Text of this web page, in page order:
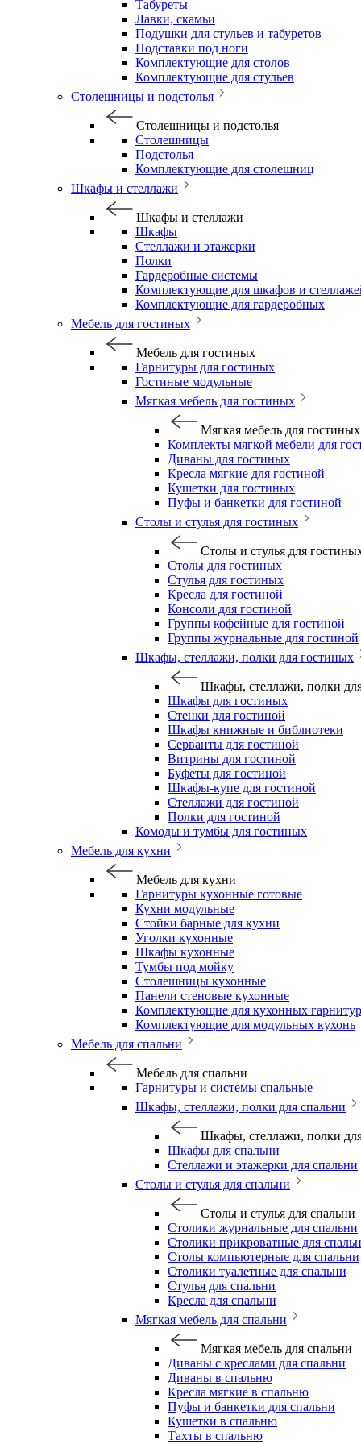
Табуреты
Лавки, скамьи
Подушки для стульев и табуретов
Подставки под ноги
Комплектующие для столов
Комплектующие для стульев
Столешницы и подстолья
Столешницы и подстолья
Столешницы
Подстолья
Комплектующие для столешниц
Шкафы и стеллажи
Шкафы и стеллажи
Шкафы
Стеллажи и этажерки
Полки
Гардеробные системы
Комплектующие для шкафов и
Комплектующие для гардеробных
Мебель для гостиных
Мебель для гостиных
Гарнитуры для гостиных
Гостиные модульные
Мягкая мебель для гостиных
Мягкая мебель для гостиных
Комплекты мягкой мебели для
Диваны для гостиных
Кресла мягкие для гостиной
Кушетки для гостиных
Пуфы и банкетки для гостиной
Столы и стулья для гостиных
Столы и стулья для
Столы для гостиных
Стулья для гостиных
Кресла для гостиной
Консоли для гостиной
Группы кофейные для гостиной
Группы журнальные для гостиной
Шкафы, стеллажи, полки для гостиных
Шкафы, стеллажи, полки
Шкафы для гостиных
Стенки для гостиной
Шкафы книжные и библиотеки
Серванты для гостиной
Витрины для гостиной
Буфеты для гостиной
Шкафы-купе для гостиной
Стеллажи для гостиной
Полки для гостиной
Комоды и тумбы для гостиных
Мебель для кухни
Мебель для кухни
Гарнитуры кухонные готовые
Кухни модульные
Стойки барные для кухни
Уголки кухонные
Шкафы кухонные
Тумбы под мойку
Столешницы кухонные
Панели стеновые кухонные
Комплектующие для кухонных
Комплектующие для модульных кухонь
Мебель для спальни
Мебель для спальни
Гарнитуры и системы спальные
Шкафы, стеллажи, полки для спальни
Шкафы, стеллажи, полки
Шкафы для спальни
Стеллажи и этажерки для спальни
Столы и стулья для спальни
Столы и стулья для спальни
Столики журнальные для спальни
Столики прикроватные для
Столы компьютерные для спальни
Столики туалетные для спальни
Стулья для спальни
Кресла для спальни
Мягкая мебель для спальни
Мягкая мебель для спальни
Диваны с креслами для спальни
Диваны в спальню
Кресла мягкие в спальню
Пуфы и банкетки для спальни
Кушетки в спальню
Тахты в спальню